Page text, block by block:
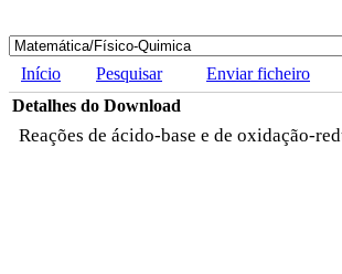
Início Pesquisar Enviar ficheiro
Detalhes do Download
Reações de ácido-base e de oxidação-